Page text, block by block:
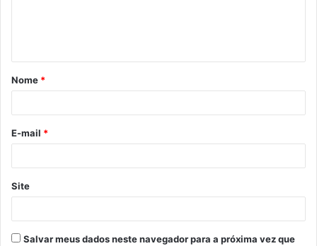
Nome *
E-mail *
Site
Salvar meus dados neste navegador para a próxima vez que